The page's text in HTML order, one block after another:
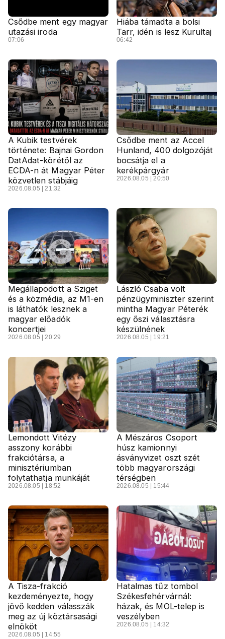
Csődbe ment egy magyar
utazási iroda
07:06
Hiába támadta a bolsi
Tarr, idén is lesz Kurultaj
06:42
A Kubik testvérek
története: Bajnai Gordon
DatAdat-körétől az
ECDA-n át Magyar Péter
közvetlen stábjáig
2026.08.05 | 21:32
Csődbe ment az Accel
Hunland, 400 dolgozóját
bocsátja el a
kerékpárgyár
2026.08.05 | 20:50
Megállapodott a Sziget
és a közmédia, az M1-en
is láthatók lesznek a
magyar előadók
koncertjei
2026.08.05 | 20:29
László Csaba volt
pénzügyminiszter szerint
mintha Magyar Péterék
egy őszi választásra
készülnének
2026.08.05 | 19:21
Lemondott Vitézy
asszony korábbi
frakciótársa, a
minisztériumban
folytathatja munkáját
2026.08.05 | 18:52
A Mészáros Csoport
húsz kamionnyi
ásványvizet oszt szét
több magyarországi
térségben
2026.08.05 | 15:44
A Tisza-frakció
kezdeményezte, hogy
jövő kedden válasszák
meg az új köztársasági
elnököt
2026.08.05 | 14:55
Hatalmas tűz tombol
Székesfehérvárnál:
házak, és MOL-telep is
veszélyben
2026.08.05 | 14:32